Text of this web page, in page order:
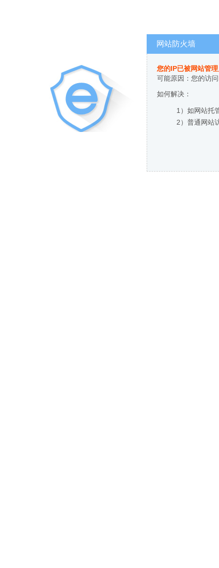
网站防火墙
您的IP已被网站管
可能原因：您的访
如何解决：
1）如网站托
2）普通网站